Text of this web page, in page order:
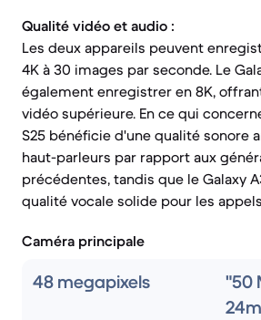
Qualité vidéo et audio :
Les deux appareils peuvent
4K à 30 images par seconde. Le
également enregistrer en 8K,
vidéo supérieure. En ce qui
S25 bénéficie d'une qualité sonore
haut-parleurs par rapport aux
précédentes, tandis que le Galaxy
qualité vocale solide pour les
Caméra principale
48 megapixels
"50